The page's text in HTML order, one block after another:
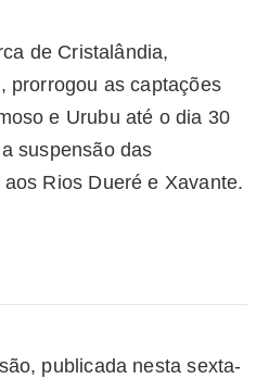
de Cristalândia,
prorrogou as captações
e Urubu até o dia 30
suspensão das
Rios Dueré e Xavante.
publicada nesta sexta-